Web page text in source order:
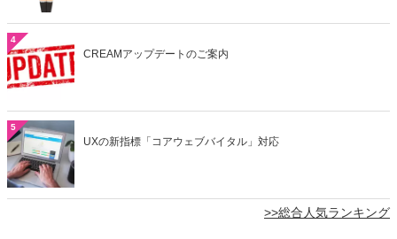
4
CREAMアップデートのご案内
5
UXの新指標「コアウェブバイタル」対応
>>総合人気ランキング